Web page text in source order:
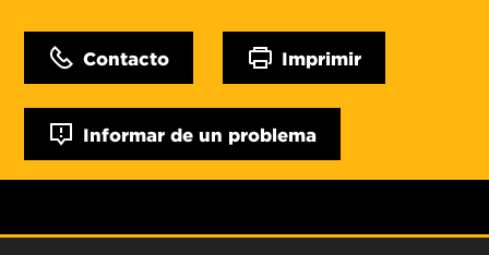
Contacto Imprimir
Informar de un problema